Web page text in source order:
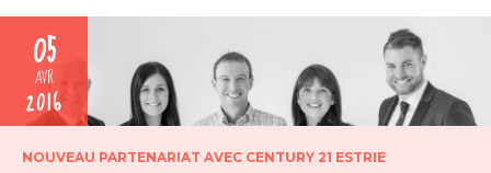
05
AVR
2016
NOUVEAU PARTENARIAT AVEC CENTURY 21 ESTRIE